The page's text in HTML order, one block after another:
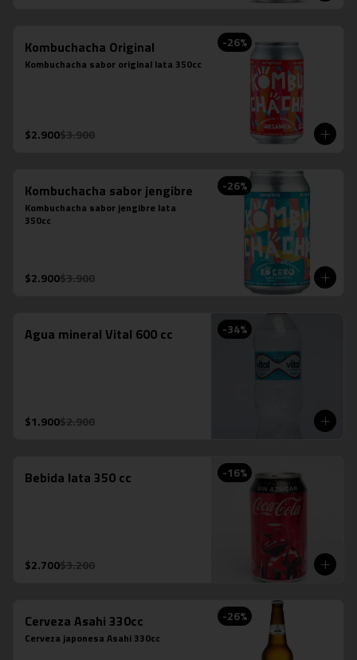
-26%
Kombuchacha Original
Kombuchacha sabor original lata 350cc
$2.900$3.900
-26%
Kombuchacha sabor jengibre
Kombuchacha sabor jengibre lata
350cc
$2.900$3.900
-34%
Agua mineral Vital 600 cc
$1.900$2.900
-16%
Bebida lata 350 cc
$2.700$3.200
-26%
Cerveza Asahi 330cc
Cerveza japonesa Asahi 330cc